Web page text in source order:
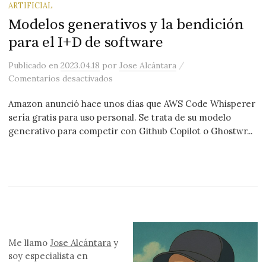
ARTIFICIAL
Modelos generativos y la bendición
para el I+D de software
Publicadoen2023.04.18 porJose Alcántara /
Comentarios desactivados
Amazon anunció hace unos días que AWS Code Whisperer
sería gratis para uso personal. Se trata de su modelo
generativo para competir con Github Copilot o Ghostwr...
Me llamoJose Alcántara y
soy especialista en